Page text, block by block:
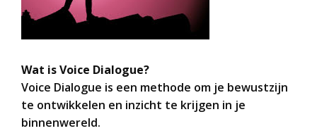
Wat is Voice Dialogue?
Voice Dialogue is een methode om je bewustzijn
te ontwikkelen en inzicht te krijgen in je
binnenwereld.